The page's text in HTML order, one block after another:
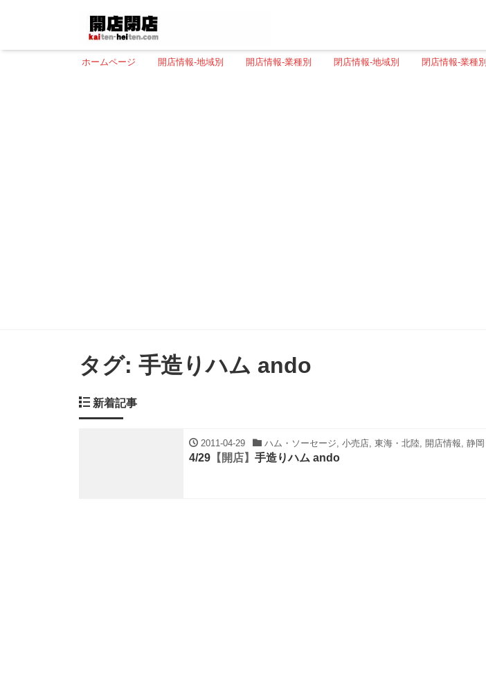
ホームページ 開店情報-地域別 開店情報-業種別 閉店情報-地域別 閉店情報-業種別
タグ: 手造りハム ando
新着記事
2011-04-29 ハム・ソーセージ, 小売店, 東海・北陸, 開店情報, 静岡
4/29 【開店】 手造りハム ando